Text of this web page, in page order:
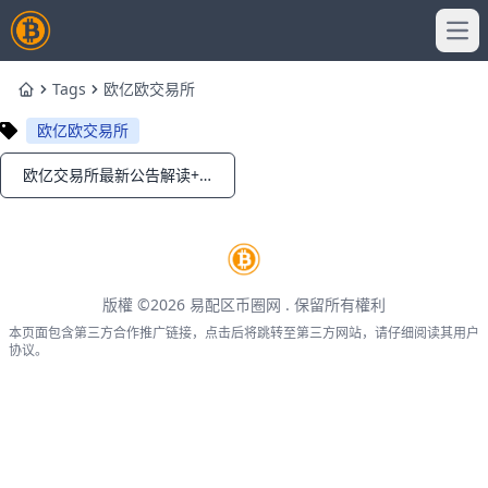
HomeTags
欧亿欧交易所
欧亿欧交易所
Notifications 欧亿交易所最新公告解读+数字钱包升级+买币教程2026
版權 ©2026 易配区币圈网 . 保留所有權利
本页面包含第三方合作推广链接，点击后将跳转至第三方网站，请仔细阅读其用户
协议。